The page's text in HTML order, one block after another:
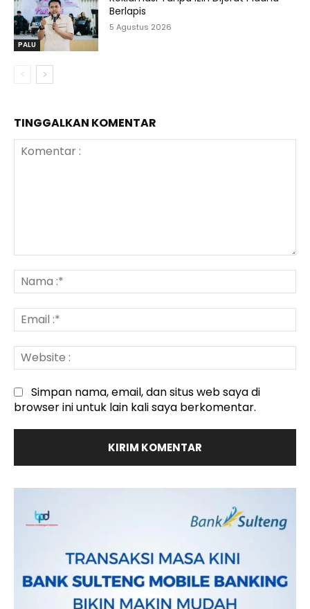
PALU
Berlapis
5 Agustus 2026
TINGGALKAN KOMENTAR
:*
:*
:
Simpan nama, email, dan situs web saya di
browser ini untuk lain kali saya berkomentar.